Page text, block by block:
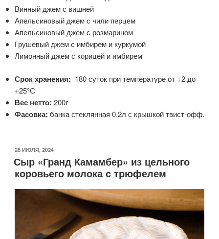
Винный джем с вишней
Апельсиновый джем с чили перцем
Апельсиновый джем с розмарином
Грушевый джем с имбирем и куркумой
Лимонный джем с корицей и имбирем
Срок хранения: 180 суток при температуре от +2 до
+25°С
Вес нетто: 200г
Фасовка: банка стеклянная 0,2л с крышкой твист-офф.
ОПУБЛИКОВАНО
28 ИЮЛЯ, 2024
Сыр «Гранд Камамбер» из цельного
коровьего молока с трюфелем